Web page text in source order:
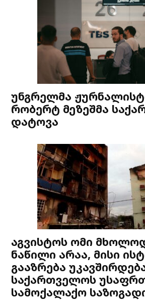
უნგრელმა
რობერტ მეზეშმა
დატოვა
აგვისტოს ომი
ნაწილი არაა, მისი
გააზრება
საქართველოს
სამოქალაქო